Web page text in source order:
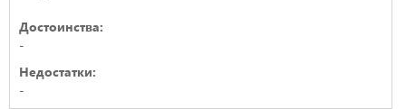
Достоинства:
-
Недостатки:
-